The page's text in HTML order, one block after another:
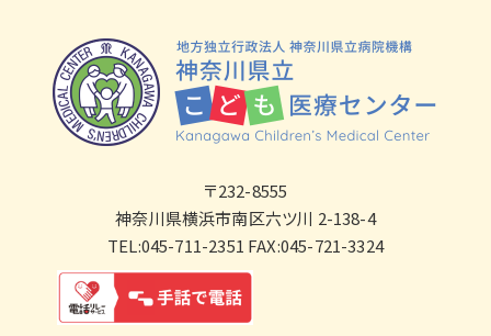
〒232-8555
神奈川県横浜市南区六ツ川 2-138-4
TEL:045-711-2351 FAX:045-721-3324